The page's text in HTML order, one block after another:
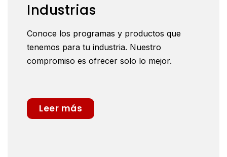
Industrias
Conoce los programas y productos que
tenemos para tu industria. Nuestro
compromiso es ofrecer solo lo mejor.
Leer más